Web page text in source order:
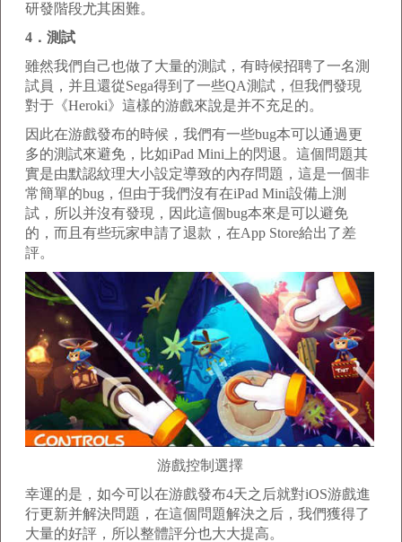
研發階段尤其困難。
4．測試
雖然我們自己也做了大量的測試，有時候招聘了一名測
試員，并且還從Sega得到了一些QA測試，但我們發現
對于《Heroki》這樣的游戲來說是并不充足的。
因此在游戲發布的時候，我們有一些bug本可以通過更
多的測試來避免，比如iPad Mini上的閃退。這個問題其
實是由默認紋理大小設定導致的內存問題，這是一個非
常簡單的bug，但由于我們沒有在iPad Mini設備上測
試，所以并沒有發現，因此這個bug本來是可以避免
的，而且有些玩家申請了退款，在App Store給出了差
評。
游戲控制選擇
幸運的是，如今可以在游戲發布4天之后就對iOS游戲進
行更新并解決問題，在這個問題解決之后，我們獲得了
大量的好評，所以整體評分也大大提高。